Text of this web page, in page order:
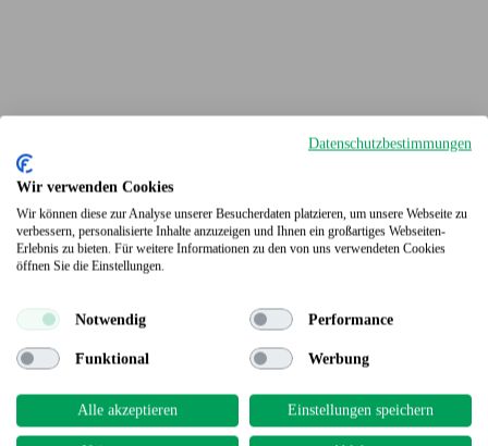
Terrassendielen
Datenschutzbestimmungen
Wir verwenden Cookies
Wir können diese zur Analyse unserer Besucherdaten platzieren, um unsere Webseite zu
verbessern, personalisierte Inhalte anzuzeigen und Ihnen ein großartiges Webseiten-
Erlebnis zu bieten. Für weitere Informationen zu den von uns verwendeten Cookies
öffnen Sie die Einstellungen.
Notwendig Performance
Funktional Werbung
Alle akzeptieren Einstellungen speichern